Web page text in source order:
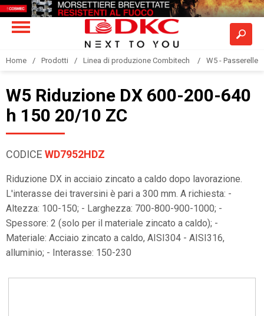
Home Prodotti Linea di produzione Combitech W5 - Passerelle
W5 Riduzione DX 600-200-640
h 150 20/10 ZC
CODICE WD7952HDZ
Riduzione DX in acciaio zincato a caldo dopo lavorazione.
L'interasse dei traversini è pari a 300 mm. A richiesta: -
Altezza: 100-150; - Larghezza: 700-800-900-1000; -
Spessore: 2 (solo per il materiale zincato a caldo); -
Materiale: Acciaio zincato a caldo, AISI304 - AISI316,
alluminio; - Interasse: 150-230